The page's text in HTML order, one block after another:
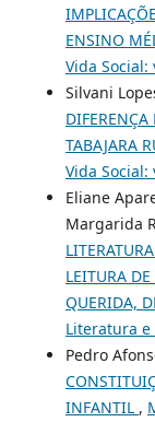
ENSINO
Vida Social:
Silvani
TABAJARA
Vida Social:
Eliane
Margarida
LEITURA
QUERIDA,
Literatura e
Pedro
INFANTIL ,